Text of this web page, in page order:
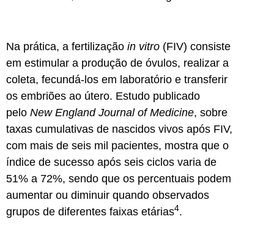
Na prática, a fertilização in vitro (FIV) consiste
em estimular a produção de óvulos, realizar a
coleta, fecundá-los em laboratório e transferir
os embriões ao útero. Estudo publicado
pelo New England Journal of Medicine, sobre
taxas cumulativas de nascidos vivos após FIV,
com mais de seis mil pacientes, mostra que o
índice de sucesso após seis ciclos varia de
51% a 72%, sendo que os percentuais podem
aumentar ou diminuir quando observados
grupos de diferentes faixas etárias4.